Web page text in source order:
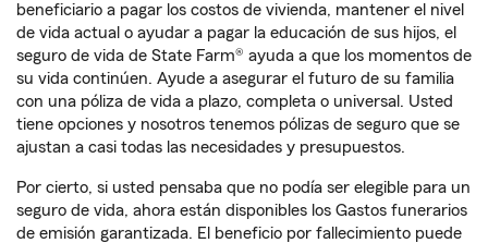
beneficiario a pagar los costos de vivienda, mantener el nivel
de vida actual o ayudar a pagar la educación de sus hijos, el
seguro de vida de State Farm® ayuda a que los momentos de
su vida continúen. Ayude a asegurar el futuro de su familia
con una póliza de vida a plazo, completa o universal. Usted
tiene opciones y nosotros tenemos pólizas de seguro que se
ajustan a casi todas las necesidades y presupuestos.
Por cierto, si usted pensaba que no podía ser elegible para un
seguro de vida, ahora están disponibles los Gastos funerarios
de emisión garantizada. El beneficio por fallecimiento puede